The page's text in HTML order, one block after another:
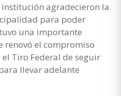
agradecieron la
para poder
una importante
renovó el compromiso
Tiro Federal de seguir
llevar adelante